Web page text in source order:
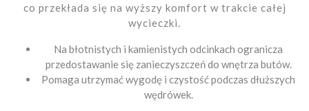
co przekłada się na wyższy komfort w trakcie całej
wycieczki.
Na błotnistych i kamienistych odcinkach ogranicza
przedostawanie się zanieczyszczeń do wnętrza butów.
Pomaga utrzymać wygodę i czystość podczas dłuższych
wędrówek.